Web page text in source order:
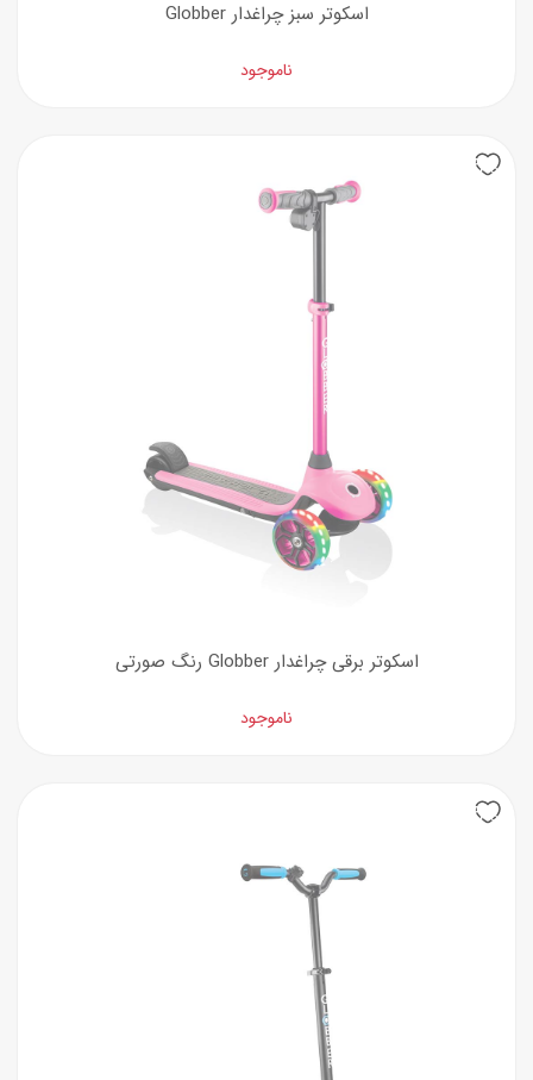
اسکوتر سبز چراغدار Globber
ناموجود
25%
اسکوتر برقی چراغدار Globber رنگ صورتی
ناموجود
25%